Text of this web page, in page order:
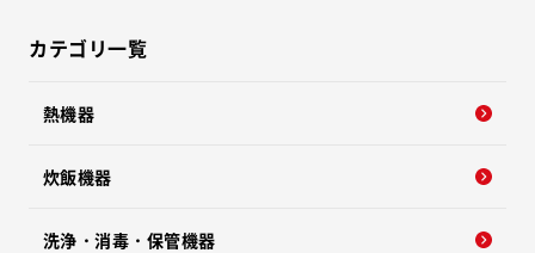
カテゴリ一覧
熱機器
炊飯機器
洗浄・消毒・保管機器